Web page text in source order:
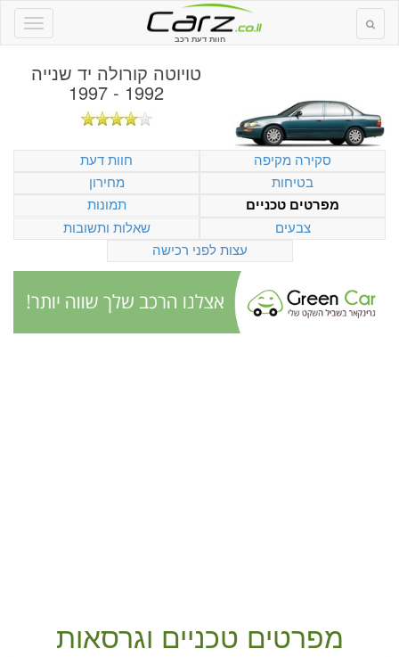
חוות דעת רכב
טויוטה קורולה יד שנייה
1992 - 1997
סקירה מקיפה
חוות דעת
בטיחות
מחירון
מפרטים טכניים
תמונות
צבעים
שאלות ותשובות
עצות לפני רכישה
מפרטים טכניים וגרסאות